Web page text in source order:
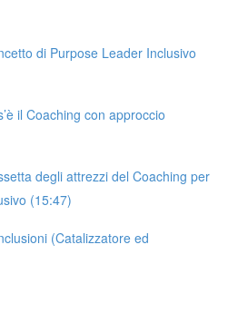
di Purpose Leader Inclusivo
il Coaching con approccio
degli attrezzi del Coaching per
(15:47)
(Catalizzatore ed